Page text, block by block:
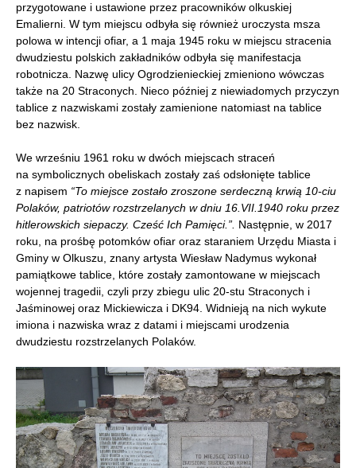
przygotowane i ustawione przez pracowników olkuskiej
Emalierni. W tym miejscu odbyła się również uroczysta msza
polowa w intencji ofiar, a 1 maja 1945 roku w miejscu stracenia
dwudziestu polskich zakładników odbyła się manifestacja
robotnicza. Nazwę ulicy Ogrodzienieckiej zmieniono wówczas
także na 20 Straconych. Nieco później z niewiadomych przyczyn
tablice z nazwiskami zostały zamienione natomiast na tablice
bez nazwisk.
We wrześniu 1961 roku w dwóch miejscach straceń
na symbolicznych obeliskach zostały zaś odsłonięte tablice
z napisem “To miejsce zostało zroszone serdeczną krwią 10-ciu
Polaków, patriotów rozstrzelanych w dniu 16.VII.1940 roku przez
hitlerowskich siepaczy. Cześć Ich Pamięci.”. Następnie, w 2017
roku, na prośbę potomków ofiar oraz staraniem Urzędu Miasta i
Gminy w Olkuszu, znany artysta Wiesław Nadymus wykonał
pamiątkowe tablice, które zostały zamontowane w miejscach
wojennej tragedii, czyli przy zbiegu ulic 20-stu Straconych i
Jaśminowej oraz Mickiewicza i DK94. Widnieją na nich wykute
imiona i nazwiska wraz z datami i miejscami urodzenia
dwudziestu rozstrzelanych Polaków.